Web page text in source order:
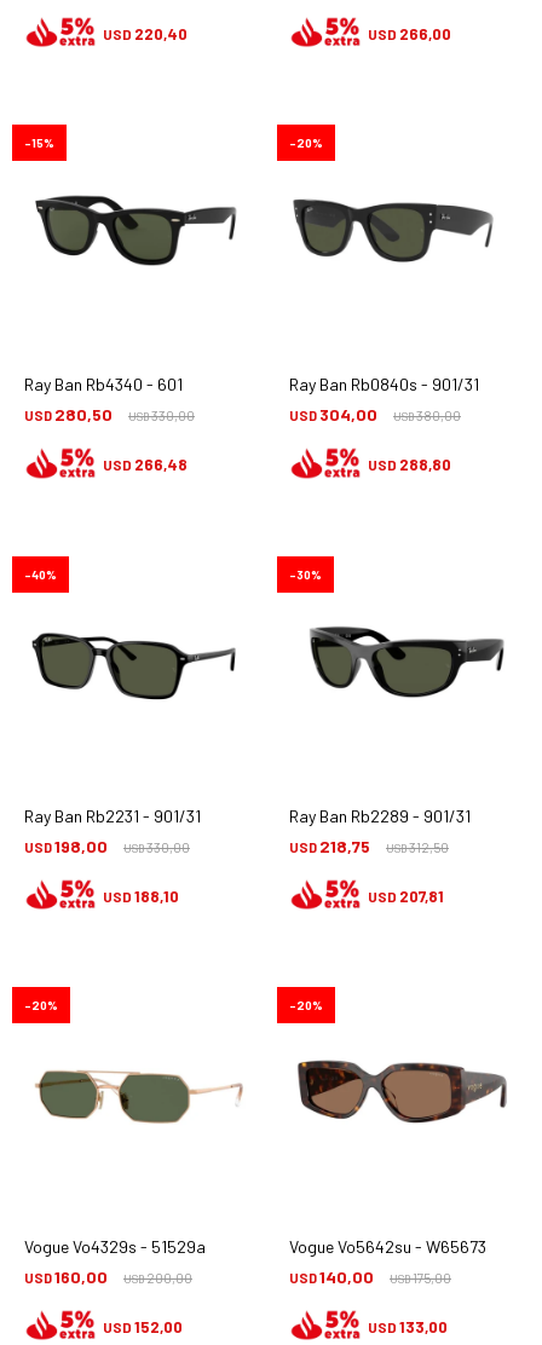
USD 220,40 USD 266,00
Ray Ban Rb4340 - 601
USD 280,50 USD330,00
15
USD 266,48
Ray Ban Rb0840s - 901/31
USD 304,00 USD380,00
20
USD 288,80
Ray Ban Rb2231 - 901/31
USD198,00 USD330,00
40
USD 188,10
Ray Ban Rb2289 - 901/31
USD 218,75 USD312,50
30
USD 207,81
Vogue Vo4329s - 51529a
USD160,00 USD200,00
20
USD 152,00
Vogue Vo5642su - W65673
USD140,00 USD175,00
20
USD 133,00